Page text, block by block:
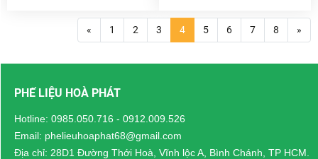
giá chính xác thì hãy gọi
điện cho chúng tôi qua
tôi chuyênthu mua phế
liệu inox tại Bình Dương,
« 1 2 3 4 5 6 7 8 »
PHẾ LIỆU HOÀ PHÁT
Hotline: 0985.050.716 - 0912.009.526
Email: phelieuhoaphat68@gmail.com
Địa chỉ: 28D1 Đường Thới Hoà, Vĩnh lộc A, Bình Chánh, TP HCM.